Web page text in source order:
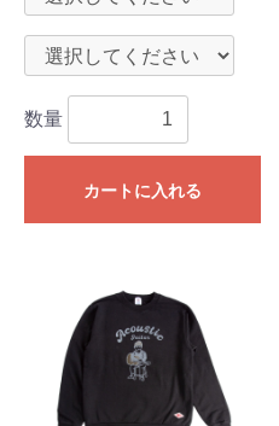
数量
カートに入れる